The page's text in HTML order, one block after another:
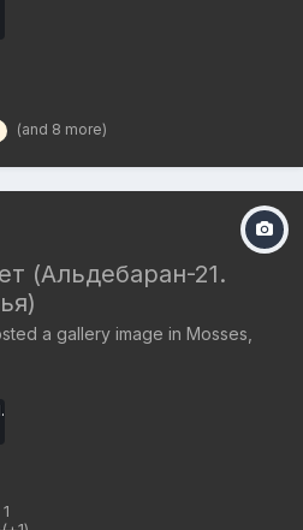
(and 8 more)
(Альдебаран-21.
a gallery image in Mosses,
1